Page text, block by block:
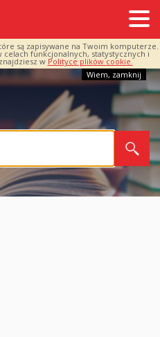
są zapisywane na Twoim komputerze.
funkcjonalnych, statystycznych i
w Polityce plików cookie.
Wiem, zamknij